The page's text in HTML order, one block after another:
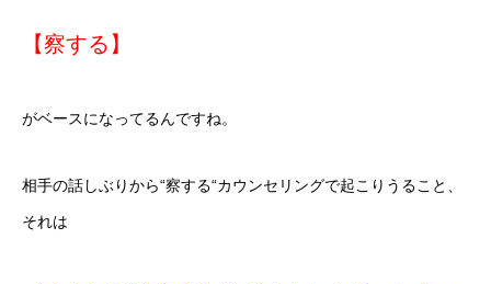
【察する】
がベースになってるんですね。
相手の話しぶりから“察する“カウンセリングで起こりうること、
それは